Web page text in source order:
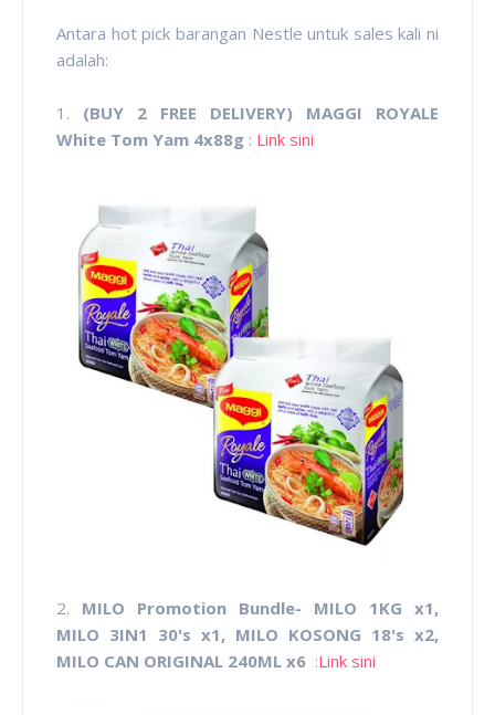
Antara hot pick barangan Nestle untuk sales kali ni
adalah:
1. (BUY 2 FREE DELIVERY) MAGGI ROYALE
White Tom Yam 4x88g : Link sini
2. MILO Promotion Bundle- MILO 1KG x1,
MILO 3IN1 30's x1, MILO KOSONG 18's x2,
MILO CAN ORIGINAL 240ML x6 :Link sini